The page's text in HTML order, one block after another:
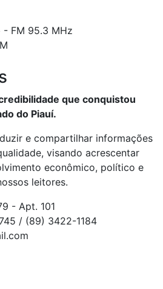
que conquistou
do Piauí.
e compartilhar informações
visando acrescentar
econômico, político e
leitores.
- Apt. 101
/ (89) 3422-1184